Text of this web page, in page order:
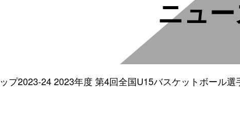
ニュ
プ2023-24 2023年度 第4回全国U15バスケットボール選